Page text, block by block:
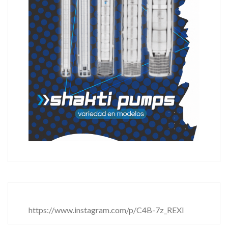
https://www.instagram.com/p/C4B-7z_REXl